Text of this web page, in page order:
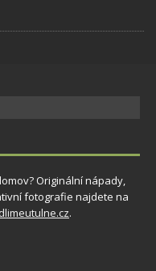
Originální nápady,
fotografie najdete na
.